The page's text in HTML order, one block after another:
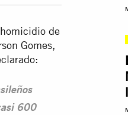
de
Gomes,
600